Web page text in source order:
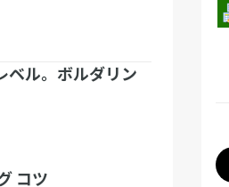
ベル。ボルダリン
コツ